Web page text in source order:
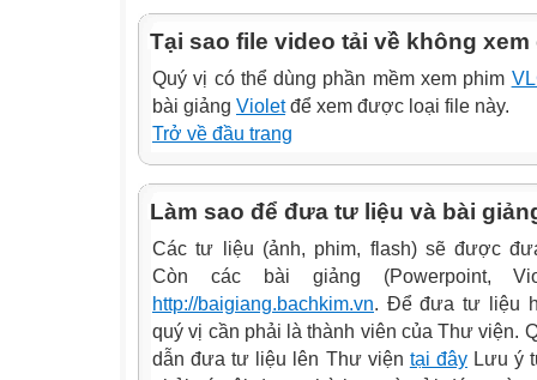
Tại sao file video tải về không
Quý vị có thể dùng phần mềm xem phim
bài giảng Violetđể xem được loại file này.
Trở về đầu trang
Làm sao để đưa tư liệu và bài
Các tư liệu (ảnh, phim, flash) sẽ được
Còn các bài giảng (Powerpoint,
http://baigiang.bachkim.vn. Để đưa tư liệu
quý vị cần phải là thành viên của Thư viện.
dẫn đưa tư liệu lên Thư viện tại đâyLưu ý